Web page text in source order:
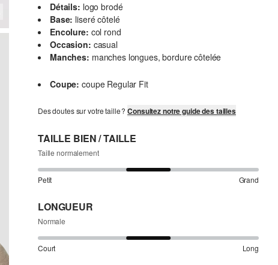
Détails: logo brodé
Base: liseré côtelé
Encolure: col rond
Occasion: casual
Manches: manches longues, bordure côtelée
Coupe: coupe Regular Fit
Des doutes sur votre taille ?Consultez notre guide des tailles
TAILLE BIEN / TAILLE
Taille normalement
Petit Grand
LONGUEUR
Normale
Court Long